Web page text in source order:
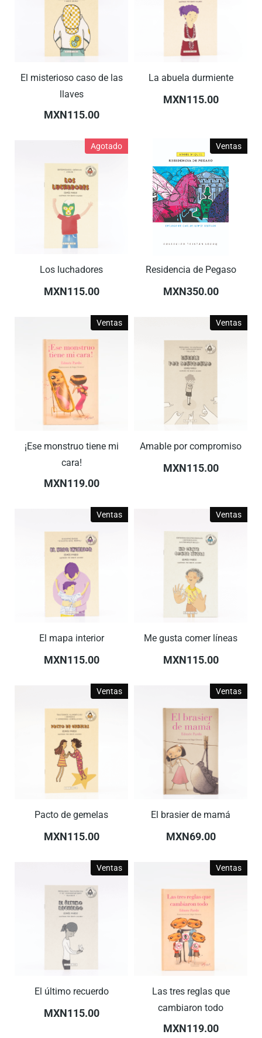
El misterioso caso de las
llaves
MXN115.00
La abuela durmiente
MXN115.00
Agotado
Los luchadores
MXN115.00
Ventas
Residencia de Pegaso
MXN350.00
Ventas
¡Ese monstruo tiene mi
cara!
MXN119.00
Ventas
Amable por compromiso
MXN115.00
Ventas
El mapa interior
MXN115.00
Ventas
Me gusta comer líneas
MXN115.00
Ventas
Pacto de gemelas
MXN115.00
Ventas
El brasier de mamá
MXN69.00
Ventas
El último recuerdo
MXN115.00
Ventas
Las tres reglas que
cambiaron todo
MXN119.00